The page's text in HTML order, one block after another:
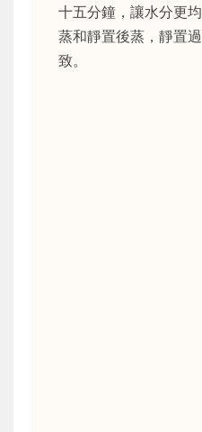
十五分鐘，讓水分更
蒸和靜置後蒸，靜置
致。